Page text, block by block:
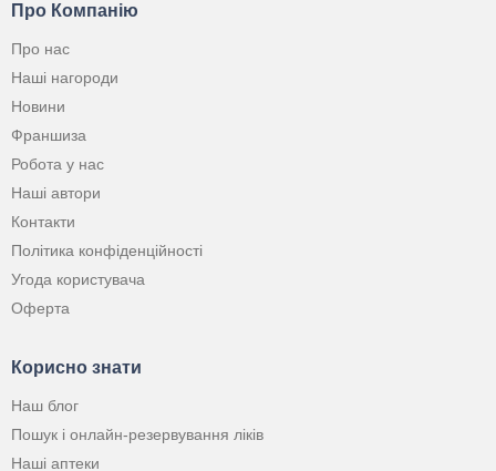
Про Компанію
Про нас
Наші нагороди
Новини
Франшиза
Робота у нас
Наші автори
Контакти
Політика конфіденційності
Угода користувача
Оферта
Корисно знати
Наш блог
Пошук і онлайн-резервування ліків
Наші аптеки